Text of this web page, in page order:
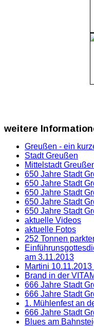
weitere
Greußen - ein
Stadt Greußen
Mittelstadt
650 Jahre Stadt
650 Jahre Stadt
650 Jahre Stadt
650 Jahre Stadt
650 Jahre Stadt
aktuelle Videos
aktuelle Fotos
252 Tonnen
am 3.11.2013
Martini
Brand in der
666 Jahre Stadt
666 Jahre Stadt
1. Mühlenfest an
666 Jahre Stadt
Blues am